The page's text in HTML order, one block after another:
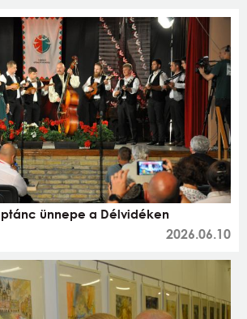
ünnepe a Délvidéken
2026.06.10